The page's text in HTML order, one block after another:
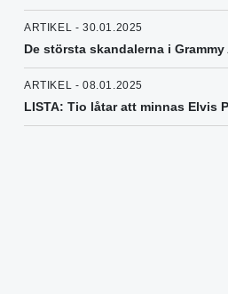
ARTIKEL - 30.01.2025
De största skandalerna i
ARTIKEL - 08.01.2025
LISTA: Tio låtar att minnas Elvis